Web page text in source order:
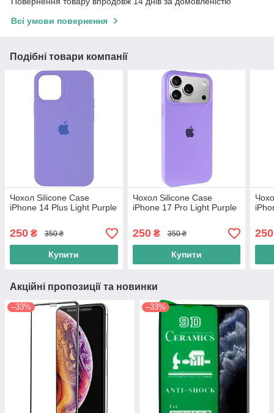
Всі умови повернення
Подібні товари компанії
Чохол Silicone Case
iPhone 14 Plus Light Purple
250 ₴ 350 ₴
Купити
Чохол Silicone Case
iPhone 17 Pro Light Purple
250₴ 350 ₴
Купити
250
Акційні пропозиції та новинки
–33% –33%